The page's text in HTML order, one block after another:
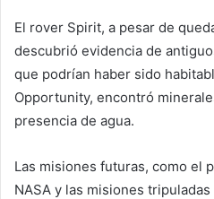
El rover Spirit, a pesar de
descubrió evidencia de
que podrían haber sido
Opportunity, encontró
presencia de agua.
Las misiones futuras, como el
NASA y las misiones